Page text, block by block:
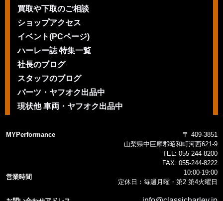
買取や下取のご相談
ショップアクセス
イベント(PCページ)
ハーレー誌 特集一覧
社長のブログ
スタッフのブログ
パーツ・ヤフオク出品中
現状他 車両・ヤフオク出品中
MYPerformance
〒 409-3851
山梨県中巨摩郡昭和町河西621-9
TEL: 055-244-8200
FAX: 055-244-8222
営業時間
10:00-19:00
定休日：毎週月曜・第2 第4火曜日